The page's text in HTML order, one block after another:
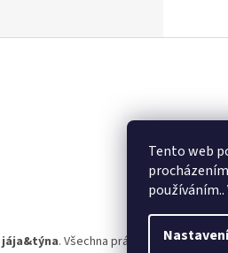
Tento web
Nastavení
jája&týna. Všechna práva vyhrazena.